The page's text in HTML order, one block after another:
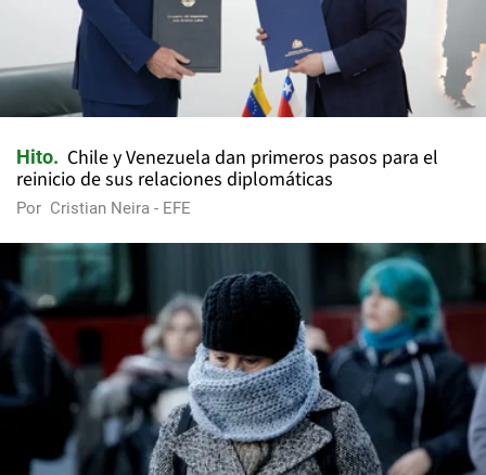
Hito
Chile y Venezuela dan primeros pasos para el
reinicio de sus relaciones diplomáticas
Por Cristian Neira - EFE